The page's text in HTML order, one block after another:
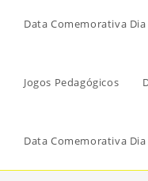
Data Comemorativa
Jogos Pedagógicos
Data Comemorativa